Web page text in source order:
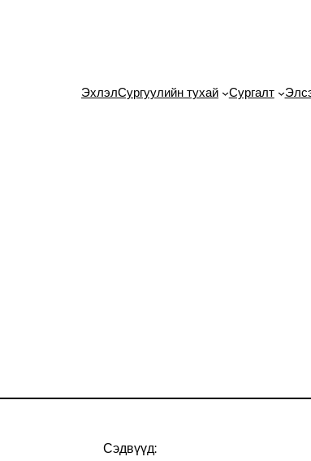
ЭхлэлСургуулийн тухай Сургалт
Сэдвүүд: